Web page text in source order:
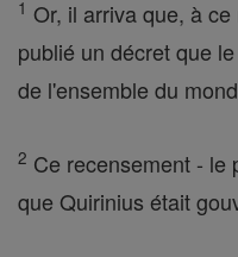
1 Or, il arriva que, à
publié un décret que
de l'ensemble du
2 Ce recensement - le
que Quirinius était